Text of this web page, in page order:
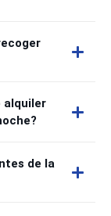
alquiler
de la